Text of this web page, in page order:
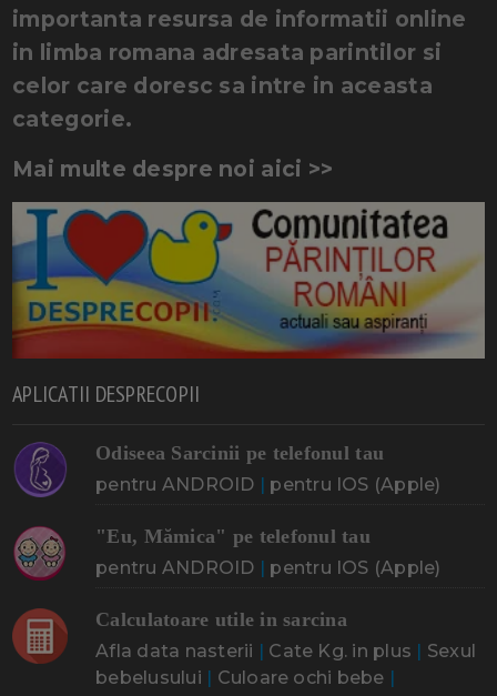
importanta resursa de informatii online
in limba romana adresata parintilor si
celor care doresc sa intre in aceasta
categorie.
Mai multe despre noi aici >>
APLICATII DESPRECOPII
Odiseea Sarcinii pe telefonul tau
pentru ANDROID pentru IOS (Apple)
"Eu, Mămica" pe telefonul tau
pentru ANDROID pentru IOS (Apple)
Calculatoare utile in sarcina
Afla data nasterii Cate Kg. in plus
Sexul
bebelusului
Culoare ochi bebe